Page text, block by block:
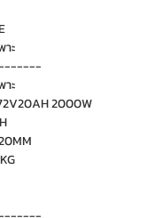
ะ
ะ
2000W